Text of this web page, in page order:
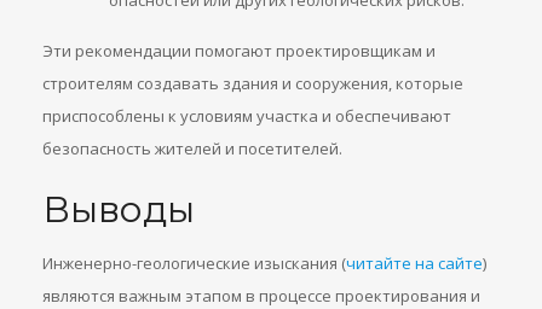
Эти рекомендации помогают проектировщикам и
строителям создавать здания и сооружения, которые
приспособлены к условиям участка и обеспечивают
безопасность жителей и посетителей.
Выводы
Инженерно-геологические изыскания (читайте на сайте)
являются важным этапом в процессе проектирования и